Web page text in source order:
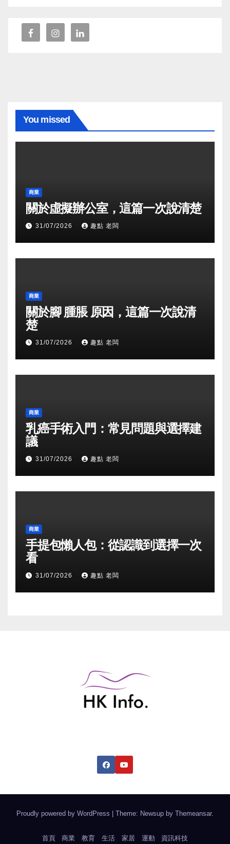
You missed
商業
關於虛擬辦公室，這篇一次說清楚
31/07/2026 趣點 老闆
商業
關於腳 腫脹 原因，這篇一次說清
楚
31/07/2026 趣點 老闆
商業
乳癌手術入門：常見問題與選擇建
議
31/07/2026 趣點 老闆
商業
手提包懶人包：從認識到選擇一次
看
31/07/2026 趣點 老闆
Proudly powered by WordPress | Theme: Newsup by Themeansar.
首頁 商業 教育 生活 家居 運動 資訊科技